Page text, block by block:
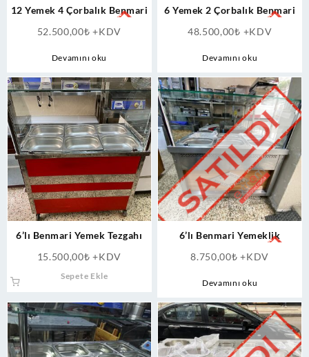
12 Yemek 4 Çorbalık Benmari
52.500,00₺ +KDV
Devamını oku
6 Yemek 2 Çorbalık Benmari
48.500,00₺ +KDV
Devamını oku
6’lı Benmari Yemek Tezgahı
15.500,00₺ +KDV
Sepete Ekle
6’lı Benmari Yemeklik
8.750,00₺ +KDV
Devamını oku